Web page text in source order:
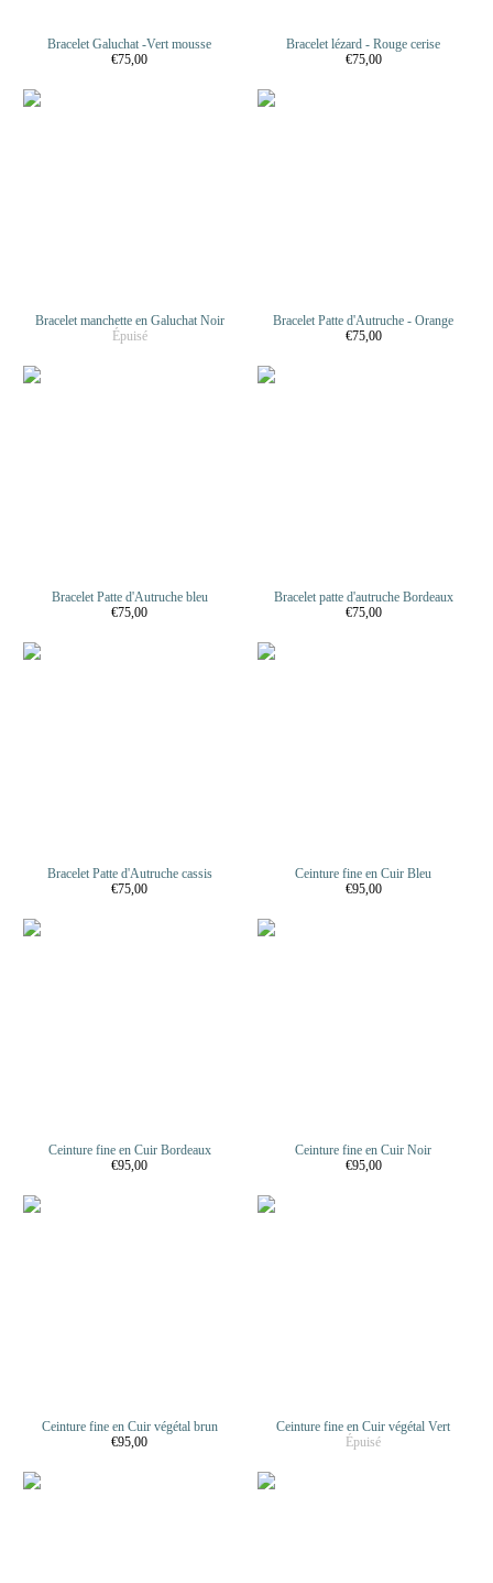
Bracelet Galuchat -Vert mousse
€75,00
Bracelet lézard - Rouge cerise
€75,00
Bracelet manchette en Galuchat Noir
Épuisé
Bracelet Patte d'Autruche - Orange
€75,00
Bracelet Patte d'Autruche bleu
€75,00
Bracelet patte d'autruche Bordeaux
€75,00
Bracelet Patte d'Autruche cassis
€75,00
Ceinture fine en Cuir Bleu
€95,00
Ceinture fine en Cuir Bordeaux
€95,00
Ceinture fine en Cuir Noir
€95,00
Ceinture fine en Cuir végétal brun
€95,00
Ceinture fine en Cuir végétal Vert
Épuisé